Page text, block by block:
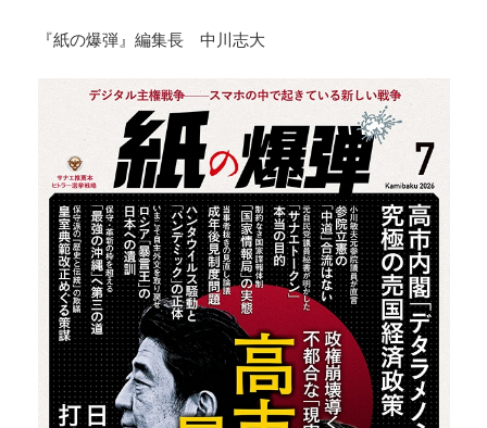
『紙の爆弾』編集長 中川志大